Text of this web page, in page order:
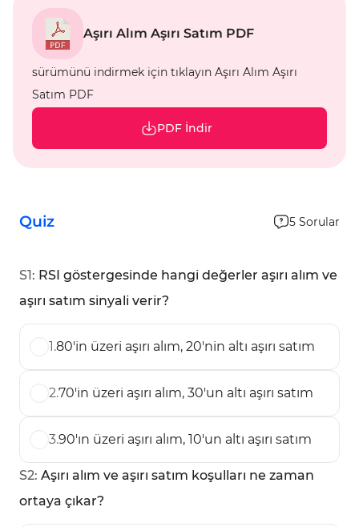
Aşırı Alım Aşırı Satım PDF
sürümünü indirmek için tıklayın Aşırı Alım Aşırı
Satım PDF
PDF İndir
Quiz 5 Sorular
S1: RSI göstergesinde hangi değerler aşırı alım ve
aşırı satım sinyali verir?
1.80'in üzeri aşırı alım, 20'nin altı aşırı satım
2.70'in üzeri aşırı alım, 30'un altı aşırı satım
3.90'ın üzeri aşırı alım, 10'un altı aşırı satım
S2: Aşırı alım ve aşırı satım koşulları ne zaman
ortaya çıkar?